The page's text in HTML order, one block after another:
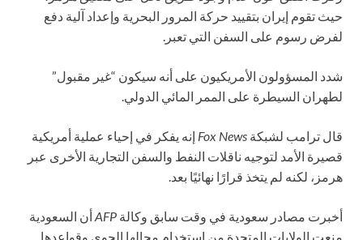
حيث تقوم إيران بتقييد حركة المرور البحرية وإعداد آلية دفع
لفرض رسوم على السفن التي تعبر.
شدد المسؤولون الأمريكيون على أنه سيكون “غير مقبول”
لطهران السيطرة على الممر المائي الدولي.
قال ترامب لشبكة Fox News إنه يفكر في إحياء عملية أمريكية
قصيرة الأمد لتوجيه ناقلات النفط والسفن التجارية الأخرى عبر
هرمز، لكنه لم يتخذ قرارًا نهائيًا بعد.
أخبرت مصادر سعودية في وقت سابق وكالة AFPأن السعودية
منعت الولايات المتحدة من استخدام مجالها الجوي وقواعدها